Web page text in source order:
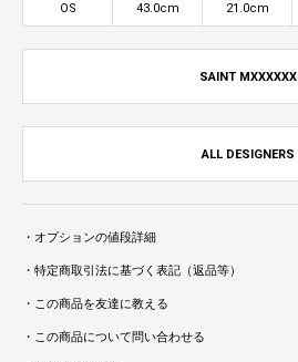
OS 43.0cm 21.0cm
SAINT MXXXXXX
ALL DESIGNERS
・オプションの値段詳細
・特定商取引法に基づく表記（返品等）
・この商品を友達に教える
・この商品について問い合わせる